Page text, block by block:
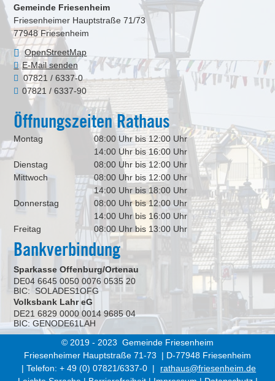
Gemeinde Friesenheim
Friesenheimer Hauptstraße 71/73
77948 Friesenheim
OpenStreetMap
E-Mail senden
07821 / 6337-0
07821 / 6337-90
Öffnungszeiten Rathaus
Montag
08:00 Uhr bis 12:00 Uhr
14:00 Uhr bis 16:00 Uhr
Dienstag
08:00 Uhr bis 12:00 Uhr
Mittwoch
08:00 Uhr bis 12:00 Uhr
14:00 Uhr bis 18:00 Uhr
Donnerstag
08:00 Uhr bis 12:00 Uhr
14:00 Uhr bis 16:00 Uhr
Freitag
08:00 Uhr bis 13:00 Uhr
Bankverbindung
Sparkasse Offenburg/Ortenau
DE04 6645 0050 0076 0535 20
BIC: SOLADES1OFG
Volksbank Lahr eG
DE21 6829 0000 0014 9685 04
BIC: GENODE61LAH
© 2019 - 2023 Gemeinde Friesenheim
Friesenheimer Hauptstraße 71-73 | D-77948 Friesenheim
| Telefon: + 49 (0) 07821/6337-0 |
rathaus@friesenheim.de